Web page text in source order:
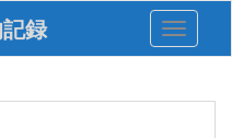
録 Toggle